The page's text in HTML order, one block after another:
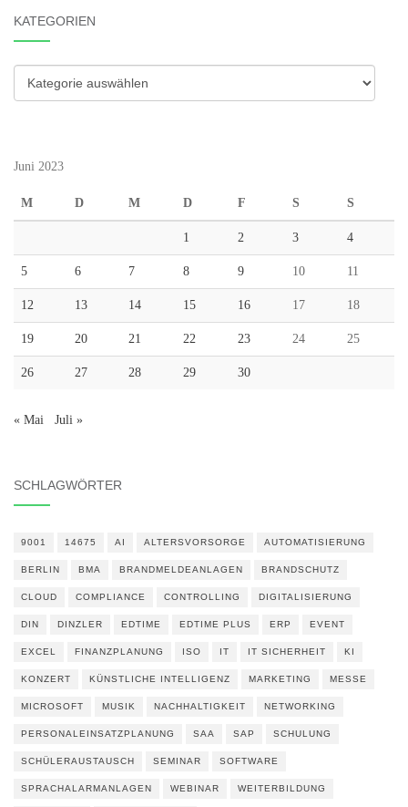
KATEGORIEN
Kategorien
Juni 2023
M D M D F S S
1 2 3 4
5 6 7 8 9 10 11
12 13 14 15 16 17 18
19 20 21 22 23 24 25
26 27 28 29 30
« Mai Juli »
SCHLAGWÖRTER
9001 14675 AI ALTERSVORSORGE AUTOMATISIERUNG
BERLIN BMA BRANDMELDEANLAGEN BRANDSCHUTZ
CLOUD COMPLIANCE CONTROLLING DIGITALISIERUNG
DIN DINZLER EDTIME EDTIME PLUS ERP EVENT
EXCEL FINANZPLANUNG ISO IT IT SICHERHEIT KI
KONZERT KÜNSTLICHE INTELLIGENZ MARKETING MESSE
MICROSOFT MUSIK NACHHALTIGKEIT NETWORKING
PERSONALEINSATZPLANUNG SAA SAP SCHULUNG
SCHÜLERAUSTAUSCH SEMINAR SOFTWARE
SPRACHALARMANLAGEN WEBINAR WEITERBILDUNG